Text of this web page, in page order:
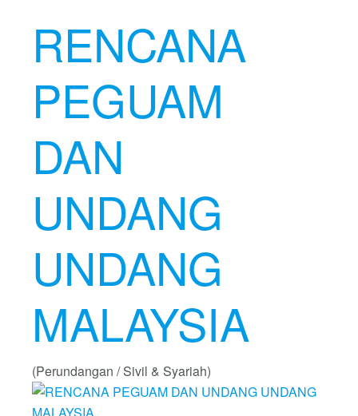
RENCANA
PEGUAM
DAN
UNDANG
UNDANG
MALAYSIA
(Perundangan / Sivil & Syariah)